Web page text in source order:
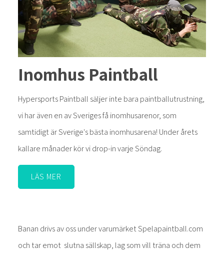
Inomhus Paintball
Hypersports Paintball säljer inte bara paintballutrustning,
vi har även en av Sveriges få inomhusarenor, som
samtidigt är Sverige's bästa inomhusarena! Under årets
kallare månader kör vi drop-in varje Söndag.
LÄS MER
Banan drivs av oss under varumärket Spelapaintball.com
och tar emot slutna sällskap, lag som vill träna och dem